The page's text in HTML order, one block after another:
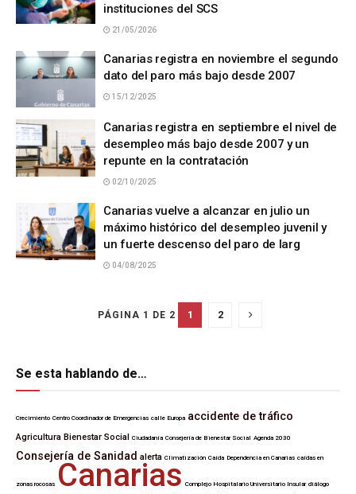
instituciones del SCS
21/05/2026
Canarias registra en noviembre el segundo
dato del paro más bajo desde 2007
15/12/2025
Canarias registra en septiembre el nivel de
desempleo más bajo desde 2007 y un
repunte en la contratación
02/10/2025
Canarias vuelve a alcanzar en julio un
máximo histórico del desempleo juvenil y
un fuerte descenso del paro de larg
04/08/2025
PÁGINA 1 DE 2 1 2
Se esta hablando de…
Crecimiento Centro Coordinador de Emergencias calle Europa accidente de tráfico
Agricultura Bienestar Social Ciudadanía Consejería de Bienestar Social Agenda 2030
Consejería de Sanidad alerta Climatización Caída Dependencia en Canarias caídas en
zonas rocosas Canarias Complejo Hospitalario Universitario Insular diálogo